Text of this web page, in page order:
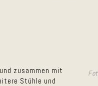
zusammen mit
Stühle und